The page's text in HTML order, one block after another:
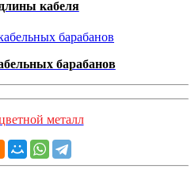
кабеля
барабанов
металл